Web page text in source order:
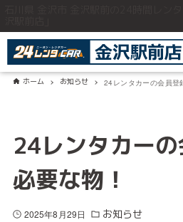
ホーム お知らせ 24レンタカーの会員登
24レンタカー
必要な物！
2025年8月29日 お知らせ